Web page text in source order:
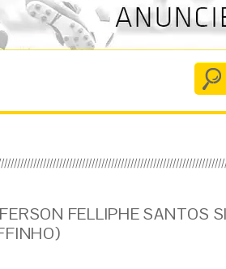
FELLIPHE SANTOS